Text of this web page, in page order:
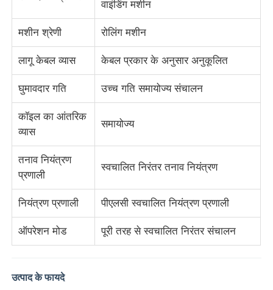
फैक्टरी यात्रा
गुणवत्ता नियंत्रण
हमसे संपर्क करें
सभी मामलों
एक बोली का अनुरोध
वाइंडिंग मशीन
मशीन श्रेणी रोलिंग मशीन
लागू केबल व्यास केबल प्रकार के अनुसार अनुकूलित
घुमावदार गति उच्च गति समायोज्य संचालन
कॉइल का आंतरिक
व्यास
समायोज्य
तनाव नियंत्रण
प्रणाली
स्वचालित निरंतर तनाव नियंत्रण
नियंत्रण प्रणाली पीएलसी स्वचालित नियंत्रण प्रणाली
ऑपरेशन मोड पूरी तरह से स्वचालित निरंतर संचालन
उत्पाद के फायदे